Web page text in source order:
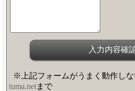
※上記フォームがうまく動作しな
tuma.netまで